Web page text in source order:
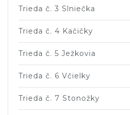
Trieda č. 3 Slniečka
Trieda č. 4 Kačičky
Trieda č. 5 Ježkovia
Trieda č. 6 Včielky
Trieda č. 7 Stonožky